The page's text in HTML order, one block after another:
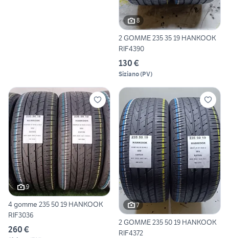
8
2 GOMME 235 35 19 HANKOOK
RIF4390
130 €
Siziano(PV)
9
4 gomme 235 50 19 HANKOOK
RIF3036
260 €
7
2 GOMME 235 50 19 HANKOOK
RIF4372